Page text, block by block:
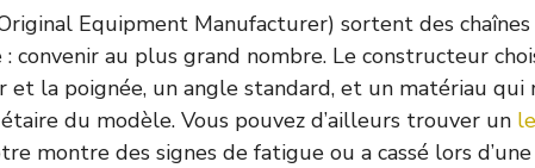
Equipment Manufacturer) sortent des
convenir au plus grand nombre. Le constructeur
la poignée, un angle standard, et un matériau qui
du modèle. Vous pouvez d’ailleurs trouver un
montre des signes de fatigue ou a cassé lors